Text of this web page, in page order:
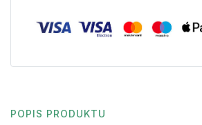
POPIS PRODUKTU